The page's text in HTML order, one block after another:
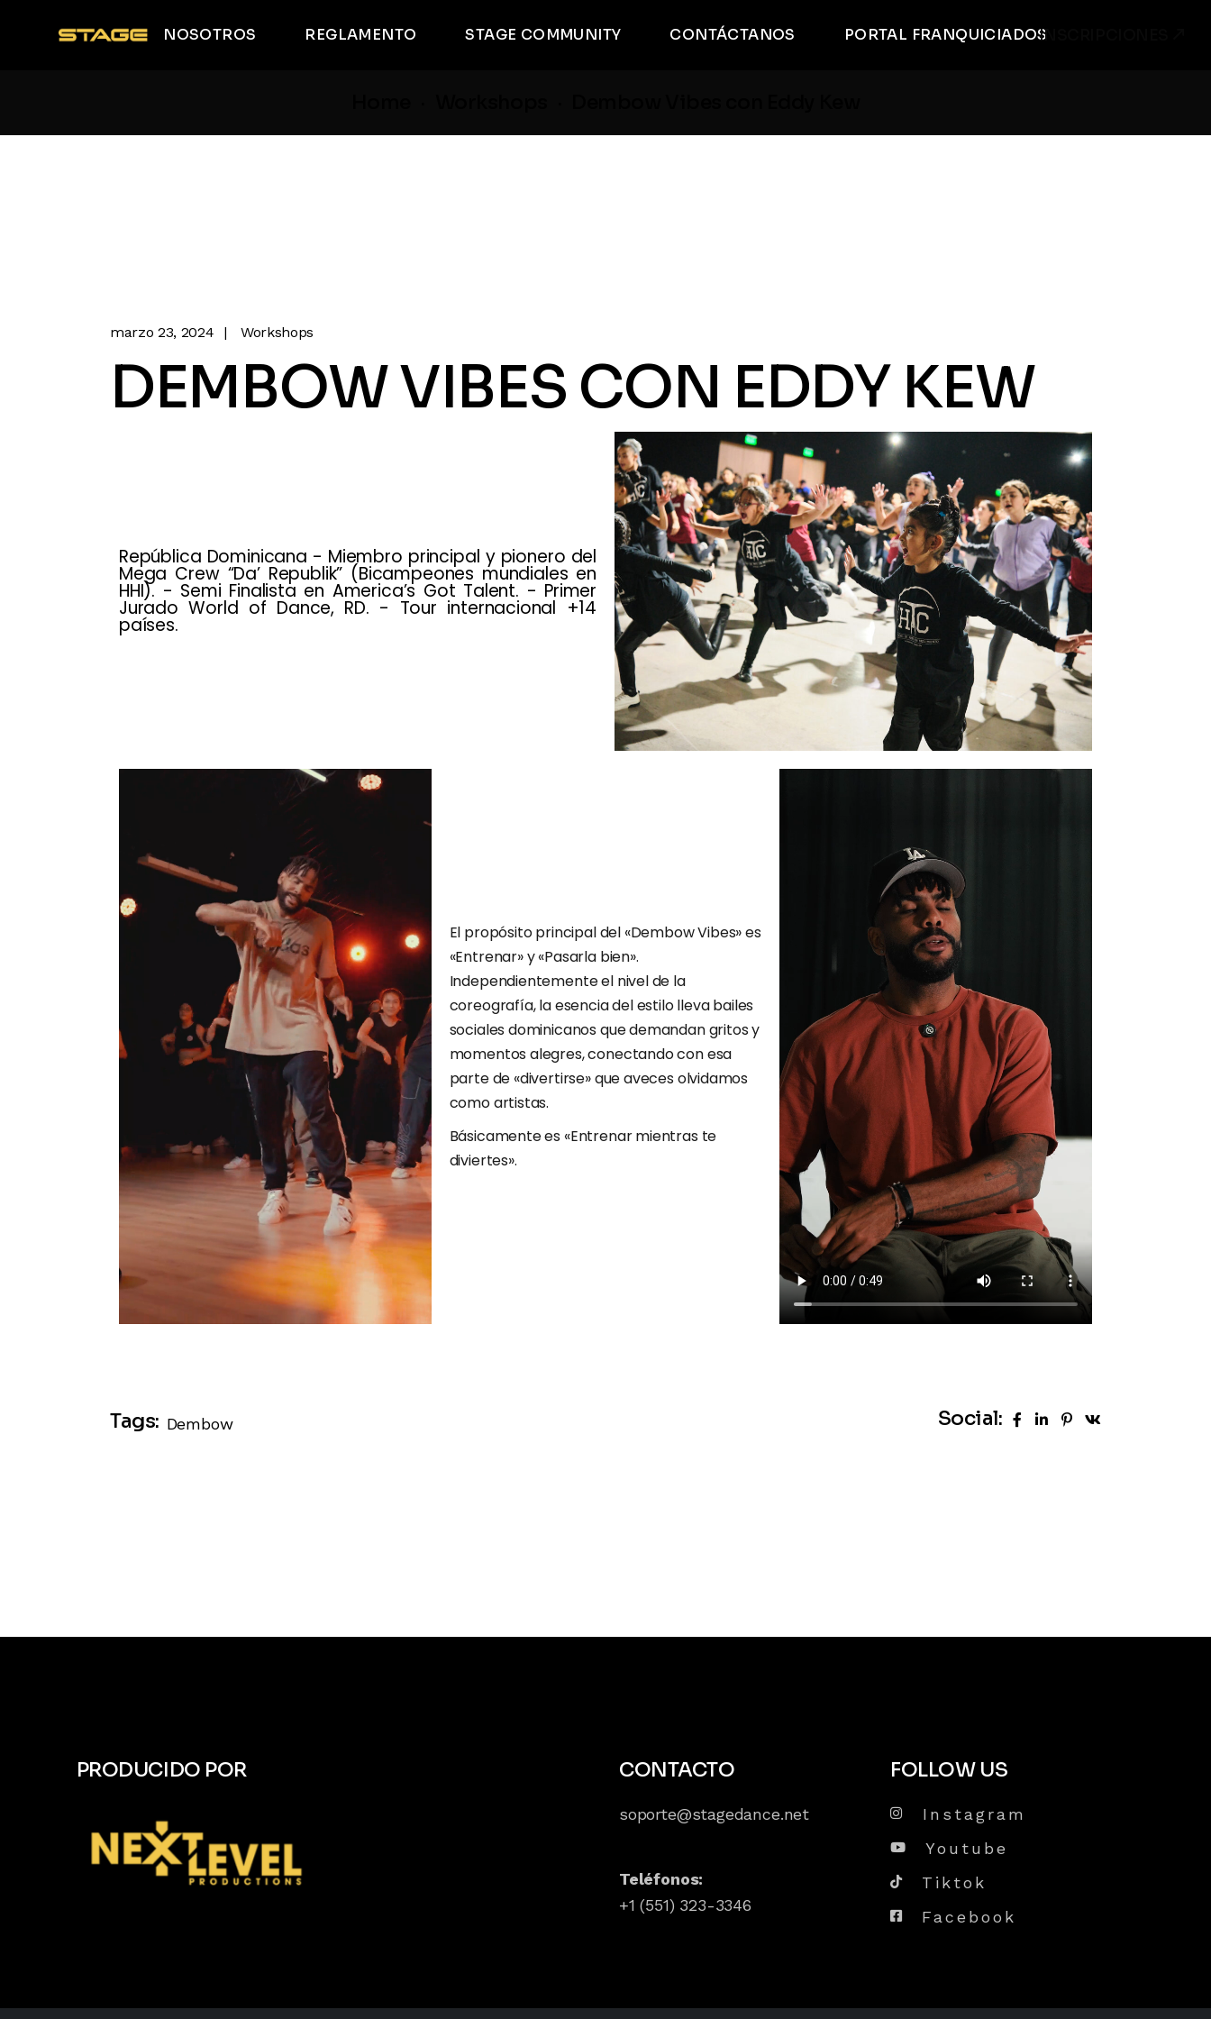
NOSOTROS REGLAMENTO STAGE COMMUNITY CONTÁCTANOS PORTAL FRANQUICIADOSINSCRIPCIONES
Jueces
marzo 23, 2024 Workshops
DEMBOW VIBES CON EDDY KEW
República Dominicana - Miembro principal y pionero del
Mega Crew “Da’ Republik” (Bicampeones mundiales en
HHI). - Semi Finalista en America’s Got Talent. - Primer
Jurado World of Dance, RD. - Tour internacional +14
países.
El propósito principal del «Dembow Vibes» es
«Entrenar» y «Pasarla bien».
Independientemente el nivel de la
coreografía, la esencia del estilo lleva bailes
sociales dominicanos que demandan gritos y
momentos alegres, conectando con esa
parte de «divertirse» que aveces olvidamos
como artistas.
Básicamente es «Entrenar mientras te
diviertes».
Tags: Dembow Social:
PRODUCIDO POR CONTACTO
soporte@stagedance.net
Teléfonos:
+1 (551) 323-3346
FOLLOW US
Instagram
Youtube
Tiktok
Facebook